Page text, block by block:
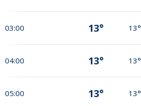
03:00 13° 13°
04:00 13° 13°
05:00 13° 13°